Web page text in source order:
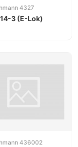
4327
3 (E-Lok)
436002